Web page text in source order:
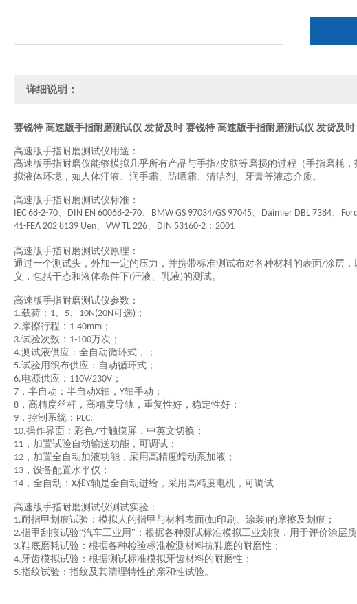
详细说明：
赛锐特 高速版手指耐磨测试仪 发货及时 赛锐特 高速版手指耐磨测试仪 发货及时
高速版手指耐磨测试仪用途：
高速版手指耐磨仪能够模拟几乎所有产品与手指/皮肤等磨损的过程（手指磨耗
拟液体环境，如人体汗液、润手霜、防晒霜、清洁剂、牙膏等液态介质。
高速版手指耐磨测试仪标准：
IEC 68-2-70、 DIN EN 60068-2-70、 BMW GS 97034/GS 97045、 Daimler DBL 7384、
41-FEA 202 8139 Uen、 VW TL 226、 DIN 53160-2 ： 2001
高速版手指耐磨测试仪原理：
通过一个测试头，外加一定的压力，并携带标准测试布对各种材料的表面/涂层，
义，包括干态和液体条件下(汗液、乳液)的测试。
高速版手指耐磨测试仪参数：
1.载荷： 1、 5、 10N(20N可选) ；
2.摩擦行程： 1-40mm ；
3.试验次数： 1-100万次；
4.测试液供应：全自动循环式，；
5.试验用织布供应：自动循环式；
6.电源供应： 110V/230V ；
7 ，半自动：半自动X轴， Y轴手动；
8 ，高精度丝杆，高精度导轨，重复性好，稳定性好；
9 ，控制系统： PLC;
10,操作界面：彩色7寸触摸屏，中英文切换；
11 ，加置试验自动输送功能，可调试；
12 ，加置全自动加液功能，采用高精度蠕动泵加液；
13 ，设备配置水平仪；
14 ，全自动： X和Y轴是全自动进给，采用高精度电机，可调试
高速版手指耐磨测试仪测试实验：
1.耐指甲划痕试验：模拟人的指甲与材料表面(如印刷、涂装)的摩擦及划痕；
2.指甲刮痕试验“汽车工业用"：根据各种测试标准模拟工业划痕，用于评价涂层
3.鞋底磨耗试验：根据各种检验标准检测材料抗鞋底的耐磨性；
4.牙齿模拟试验：根据测试标准模拟牙齿材料的耐磨性；
5.指纹试验：指纹及其清理特性的亲和性试验。